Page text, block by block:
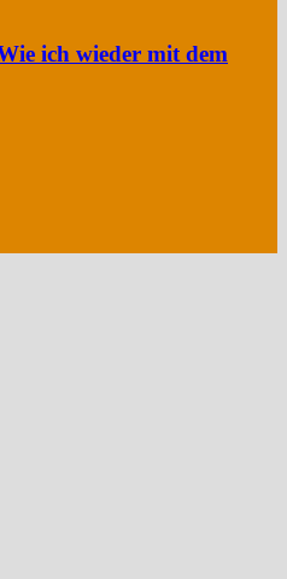
ich wieder mit dem